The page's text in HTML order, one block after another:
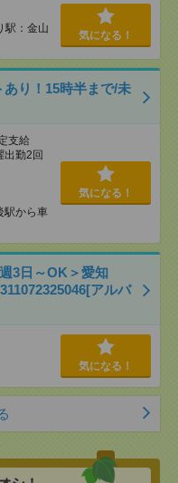
駅：金山
気になる！
り！15時半まで/未
支給
出勤2回
駅から車
気になる！
3日～OK＞愛知
アルバ
気になる！